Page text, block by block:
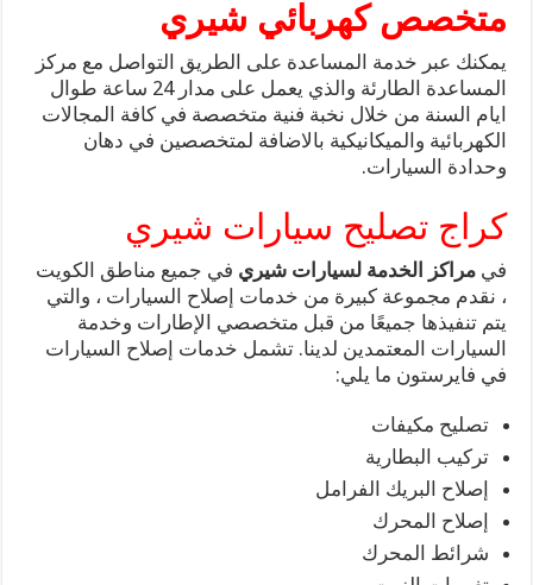
متخصص كهربائي شيري
يمكنك عبر خدمة المساعدة على الطريق التواصل مع مركز
المساعدة الطارئة والذي يعمل على مدار 24 ساعة طوال
ايام السنة من خلال نخبة فنية متخصصة في كافة المجالات
الكهربائية والميكانيكية بالاضافة لمتخصصين في دهان
وحدادة السيارات.
كراج تصليح سيارات شيري
فيمراكز الخدمة لسيارات شيري في جميع مناطق الكويت
، نقدم مجموعة كبيرة من خدمات إصلاح السيارات ، والتي
يتم تنفيذها جميعًا من قبل متخصصي الإطارات وخدمة
السيارات المعتمدين لدينا. تشمل خدمات إصلاح السيارات
في فايرستون ما يلي:
تصليح مكيفات
تركيب البطارية
إصلاح البريك الفرامل
إصلاح المحرك
شرائط المحرك